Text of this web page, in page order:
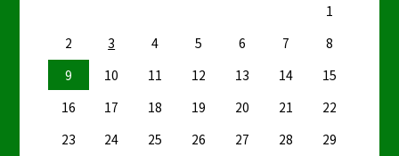
1
2
3 4 5 6 7
8
9
10 11 12 13 14
15
16
17 18 19 20 21
22
23
24 25 26 27 28
29